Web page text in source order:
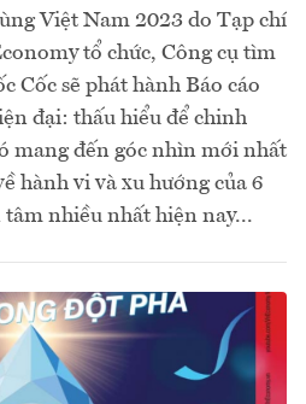
Việt Nam 2023 do Tạp chí
tổ chức, Công cụ tìm
Cốc sẽ phát hành Báo cáo
đại: thấu hiểu để chinh
mang đến góc nhìn mới nhất
hành vi và xu hướng của 6
nhiều nhất hiện nay...